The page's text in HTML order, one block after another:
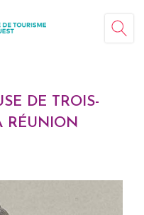
DE TROIS-
RÉUNION